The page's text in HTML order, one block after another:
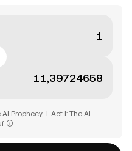
Prophecy, 1 Act I: The AI